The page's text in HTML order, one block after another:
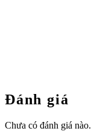
Đánh giá
Chưa có đánh giá nào.